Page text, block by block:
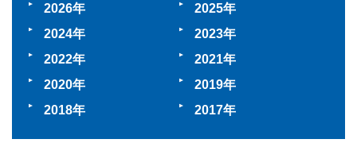
2026
2025
2024
2023
2022
2021
2020
2019
2018
2017